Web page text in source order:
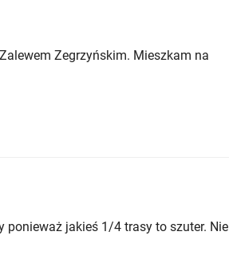
Zegrzyńskim. Mieszkam na
ponieważ jakieś 1/4 trasy to szuter. Nie